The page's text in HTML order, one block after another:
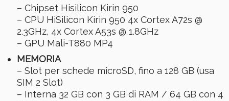
– Chipset Hisilicon Kirin 950
– CPU HiSilicon Kirin 950 4x Cortex A72s @
2.3GHz, 4x Cortex A53s @ 1.8GHz
– GPU Mali-T880 MP4
MEMORIA
– Slot per schede microSD, fino a 128 GB (usa
SIM 2 Slot)
– Interna 32 GB con 3 GB di RAM / 64 GB con 4